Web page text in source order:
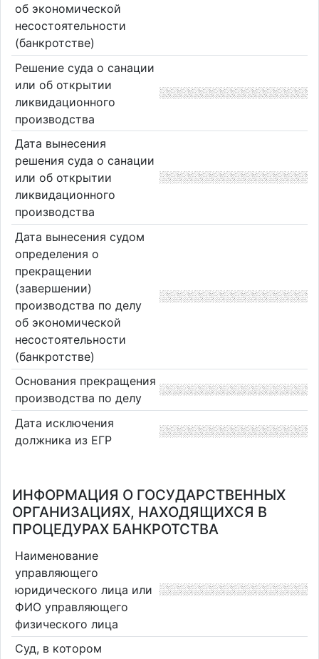
об экономической
несостоятельности
(банкротстве)
Решение суда о санации
или об открытии
ликвидационного
производства
Дата вынесения
решения суда о санации
или об открытии
ликвидационного
производства
Дата вынесения судом
определения о
прекращении
(завершении)
производства по делу
об экономической
несостоятельности
(банкротстве)
Основания прекращения
производства по делу
Дата исключения
должника из ЕГР
ИНФОРМАЦИЯ О ГОСУДАРСТВЕННЫХ
ОРГАНИЗАЦИЯХ, НАХОДЯЩИХСЯ В
ПРОЦЕДУРАХ БАНКРОТСТВА
Наименование
управляющего
юридического лица или
ФИО управляющего
физического лица
Суд, в котором